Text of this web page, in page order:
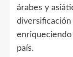
árabes y
diversificación
país.